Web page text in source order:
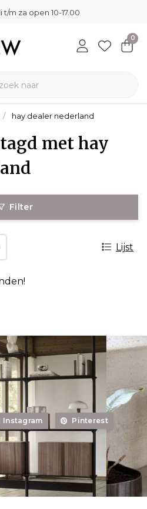
m za open 10-17.00
0
hay dealer nederland
met hay
Filter
Lijst
Instagram Pinterest